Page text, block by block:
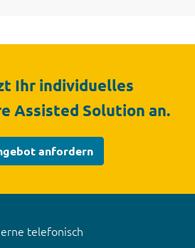
Ihr individuelles
Assisted Solution an.
anfordern
telefonisch